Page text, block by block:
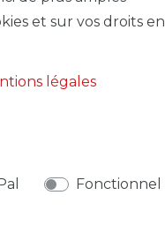
FABRICANT
et sur vos droits en
légales
Fonctionnel